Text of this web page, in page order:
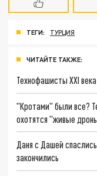
ТЕГИ: ТУРЦИЯ
ЧИТАЙТЕ ТАКЖЕ:
Технофашисты XXI века
"Кротами" были все?
охотятся "живые
Даня с Дашей
закончились